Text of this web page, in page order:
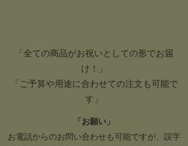
「全ての商品がお祝いとしての形でお届
け！」​
「ご予算や用途に合わせての注文も可能で
す」
「お願い」
お電話からのお問い合わせも可能ですが、誤字